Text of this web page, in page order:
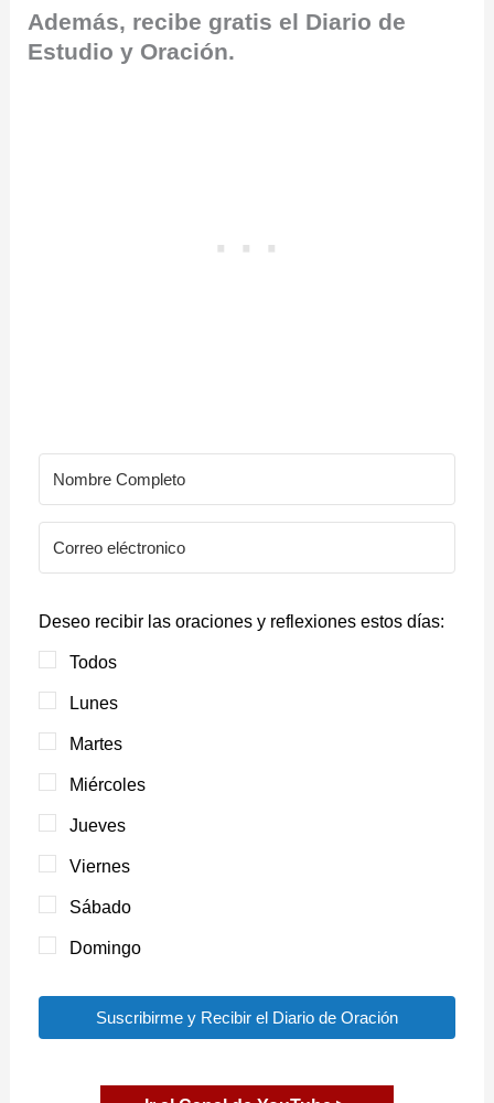
Además, recibe gratis el Diario de
Estudio y Oración.
Deseo recibir las oraciones y reflexiones estos días:
Todos
Lunes
Martes
Miércoles
Jueves
Viernes
Sábado
Domingo
Suscribirme y Recibir el Diario de Oración